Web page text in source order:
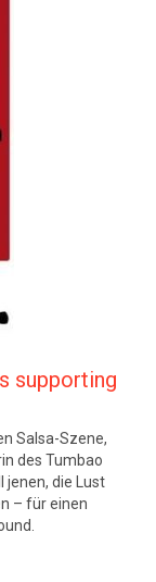
supporting
Salsa-Szene,
des Tumbao
jenen, die Lust
– für einen